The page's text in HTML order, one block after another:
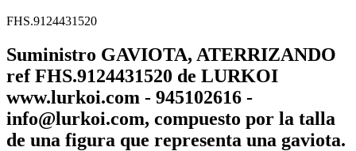
FHS.9124431520
Suministro GAVIOTA, ATERRIZANDO
ref FHS.9124431520 de LURKOI
www.lurkoi.com - 945102616 -
info@lurkoi.com, compuesto por la talla
de una figura que representa una gaviota.